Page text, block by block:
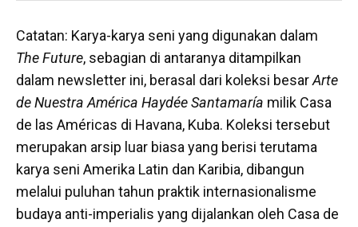
Catatan: Karya-karya seni yang digunakan dalam
The Future, sebagian di antaranya ditampilkan
dalam newsletter ini, berasal dari koleksi besarArte
de Nuestra América Haydée Santamaría milik Casa
de las Américas di Havana, Kuba. Koleksi tersebut
merupakan arsip luar biasa yang berisi terutama
karya seni Amerika Latin dan Karibia, dibangun
melalui puluhan tahun praktik internasionalisme
budaya anti-imperialis yang dijalankan oleh Casa de